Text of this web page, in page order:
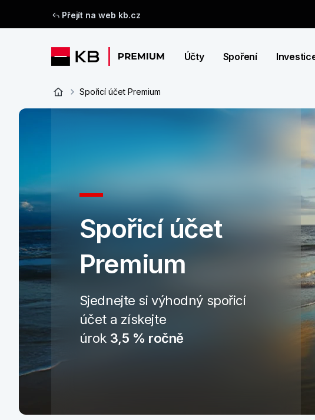
Přejít na web kb.cz
Účty Spoření
Spořicí účet Premium
Spořicí účet
Premium
Sjednejte si výhodný spořicí
účet a získejte
úrok 3,5 % ročně